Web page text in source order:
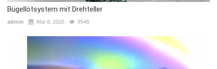
Bügellötsystem mit Drehteller
admin Mai 8, 2026 9548